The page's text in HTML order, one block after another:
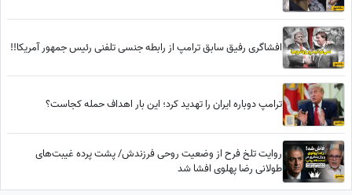
افشاگری رفیق سابق ترامپ از رابطه جنسی تلفنی رئیس جمهور آمریکا!!
ترامپ دوباره ایران را تهدید کرد؛ این بار اهداف حمله کجاست؟
روایت تلخ فرح از وضعیت روحی فرزندش/ پشت پرده غیبت‌های
طولانی رضا پهلوی افشا شد